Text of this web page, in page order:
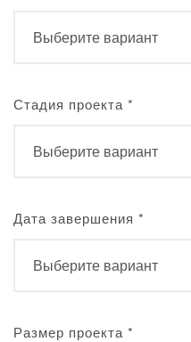
Стадия проекта *
Дата завершения *
Размер проекта *